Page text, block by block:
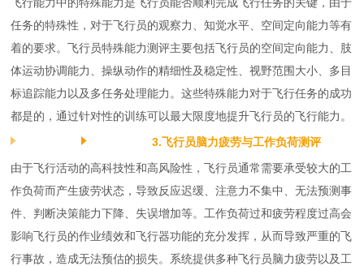
任务的特殊性，对于飞行员的观察力、知觉水平、空间定向能力等有
着的要求。飞行员特殊能力测评主要包括飞行员的空间定向能力、肢
体运动协调能力、操纵动作的精细性及稳定性、视野范围大小、多目
标追踪能力以及多任务处理能力。这些特殊能力对于飞行任务的成功
都是的，通过针对性的训练可以最大限度地提升飞行员的飞行能力。
3.飞行员脑力疲劳与工作负荷测评
由于飞行活动的高科技性和高风险性，飞行员通常需要承受较大的工
作负荷而产生疲劳状态，导致反应迟缓、注意力不集中、无法预测事
件、判断决策能力下降、失误增加等。工作负荷过和疲劳程度过高会
影响飞行员的作业绩效和飞行器功能的充分发挥，从而导致严重的飞
行事故，造成无法预估的损失。系统提供多种飞行员脑力疲劳以及工